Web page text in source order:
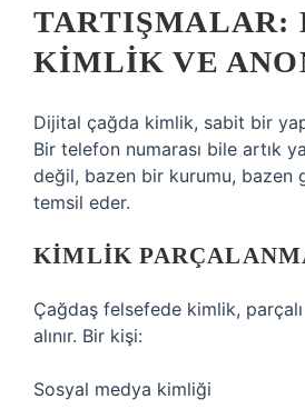
TARTIŞMALAR:
KIMLIK VE
Dijital çağda kimlik, sabit bir
Bir telefon numarası bile artık
değil, bazen bir kurumu, bazen
temsil eder.
KIMLIK
Çağdaş felsefede kimlik,
alınır. Bir kişi:
Sosyal medya kimliği